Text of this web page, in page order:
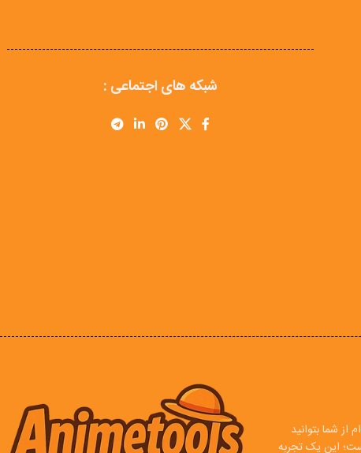
شبکه های اجتماعی :
شما بتوانید
این یک تجربه